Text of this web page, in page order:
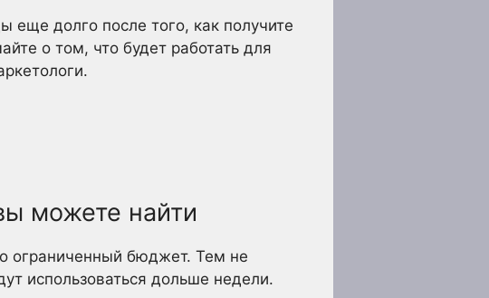
еще долго после того, как получите
о том, что будет работать для
можете найти
ограниченный бюджет. Тем не
использоваться дольше недели.